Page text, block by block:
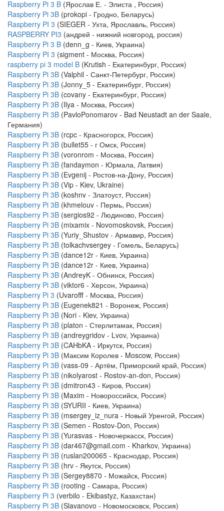
Raspberry Pi 3 B (Ярослав Е. - Элиста , Россия)
Raspberry Pi 3B (prokopi - Гродно, Беларусь)
Raspberry PI 3 (SIEGER - Ухта, Ярославль, Россия)
RASPBERRY PI3 (андрей - нижний новгород, россия)
Raspberry Pi 3 B (denn_g - Киев, Украина)
Raspberry PI 3 (sigment - Москва, Россия)
raspberry pi 3 model B (Krutish - Екатеринбург, Россия)
Raspberry Pi 3B (Valphil - Санкт-Петербург, Россия)
Raspberry Pi 3B (Jonny_5 - Екатеринбург, Россия)
Raspberry Pi 3B (covany - Екатеринбург, Россия)
Raspberry Pi 3B (Ilya - Москва, Россия)
Raspberry Pi 3B (PavloPonomarov - Bad Neustadt an der Saale,
Германия)
Raspberry Pi 3B (rcpc - Красногорск, Россия)
Raspberry Pi 3B (bullet55 - г Омск, Россия)
Raspberry Pi 3B (voronrom - Москва, Россия)
Raspberry Pi 3B (fandaymon - Юрмала, Латвия)
Raspberry Pi 3B (Evgenij - Ростов-на-Дону, Россия)
Raspberry Pi 3B (Vip - Kiev, Ukraine)
Raspberry Pi 3B (koshnv - Златоуст, Россия)
Raspberry Pi 3B (khmelouv - Пермь, Россия)
Raspberry Pi 3B (sergios92 - Людиново, Россия)
Raspberry Pi 3B (mixamix - Novomoskovsk, Россия)
Raspberry Pi 3B (Yuriy_Shustov - Армавир, Россия)
Raspberry Pi 3B (tolkachvsergey - Гомель, Беларусь)
Raspberry Pi 3B (dance12r - Киев, Украина)
Raspberry Pi 3B (dance12r - Киев, Украина)
Raspberry Pi 3B (AndreyK - Обнинск, Россия)
Raspberry Pi 3B (viktor6 - Херсон, Украина)
Raspberry Pi 3 (Uvarofff - Москва, Россия)
Raspberry Pi 3B (Eugenek821 - Воронеж, Россия)
Raspberry Pi 3B (Nori - Kiev, Украина)
Raspberry Pi 3B (platon - Стерлитамак, Россия)
Raspberry Pi 3B (andreygridov - Lvov, Украина)
Raspberry Pi 3B (CAHbKA - Иркутск, Россия)
Raspberry Pi 3B (Максим Королев - Moscow, Россия)
Raspberry Pi 3B (vass-09 - Артём, Приморский край, Россия)
Raspberry Pi 3B (nikolyarost - Rostov-an-don, Россия)
Raspberry Pi 3B (dmitron43 - Киров, Россия)
Raspberry Pi 3B (Maxim - Новороссийск, Россия)
Raspberry Pi 3B (SYURII - Киев, Украина)
Raspberry Pi 3B (msergey_iz_nura - Новый Уренгой, Россия)
Raspberry Pi 3B (Semen - Rostov-Don, Россия)
Raspberry Pi 3B (Yurasvas - Новочеркасск, Россия)
Raspberry Pi 3B (dar467@gmail.com - Kharkov, Украина)
Raspberry Pi 3B (ruslan200065 - Краснодар, Россия)
Raspberry Pi 3B (hrv - Якутск, Россия)
Raspberry Pi 3B (Sergey8870 - Можайск, Россия)
Raspberry Pi 3B (rooting - Самара, Россия)
Raspberry Pi 3 (verbilo - Ekibastyz, Казахстан)
Raspberry Pi 3B (Slavanovo - Новомосковск, Россия)